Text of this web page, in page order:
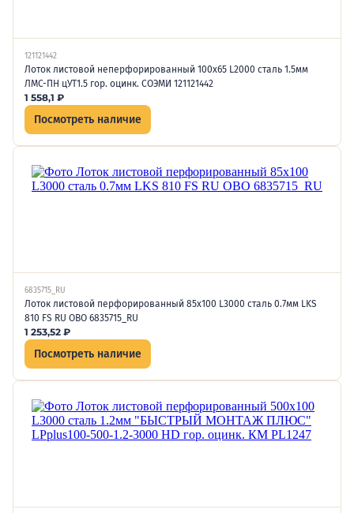
121121442
Лоток листовой неперфорированный 100х65 L2000 сталь 1.5мм
ЛМС-ПН цУТ1.5 гор. оцинк. СОЭМИ 121121442
1 558,1 ₽
Посмотреть наличие
6835715_RU
Лоток листовой перфорированный 85х100 L3000 сталь 0.7мм LKS
810 FS RU OBO 6835715_RU
1 253,52 ₽
Посмотреть наличие